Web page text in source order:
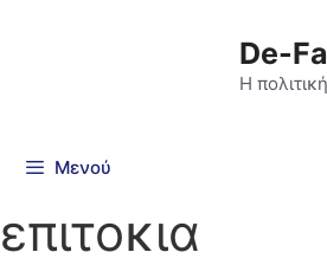
De-
Η
Μενού
επιτοκια